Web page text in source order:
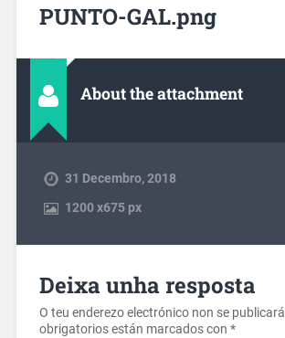
PUNTO-GAL.png
About the attachment
31 Decembro, 2018
1200x675 px
Deixa unha resposta
O teu enderezo electrónico non se publicará
obrigatorios están marcados con *